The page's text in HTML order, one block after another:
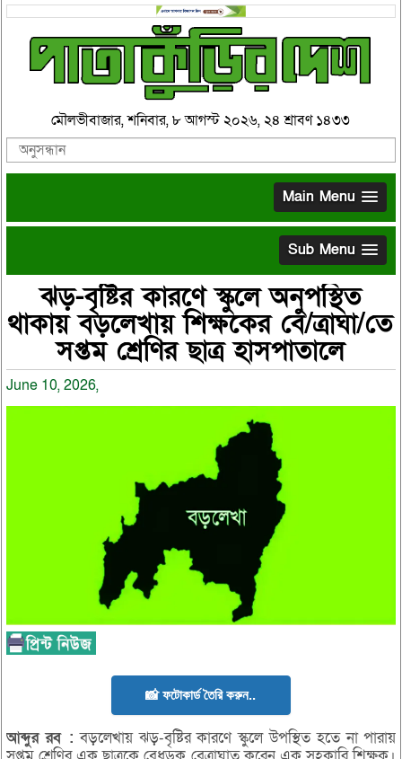
মৌলভীবাজার, শনিবার, ৮ আগস্ট ২০২৬, ২৪ শ্রাবণ ১৪৩৩
Main Menu
Sub Menu
ঝড়-বৃষ্টির কারণে স্কুলে অনুপস্থিত
থাকায় বড়লেখায় শিক্ষকের বে/ত্রাঘা/তে
সপ্তম শ্রেণির ছাত্র হাসপাতালে
June 10, 2026,
📸 ফটোকার্ড তৈরি করুন..
আব্দুর রব : বড়লেখায় ঝড়-বৃষ্টির কারণে স্কুলে উপস্থিত হতে না পারায়